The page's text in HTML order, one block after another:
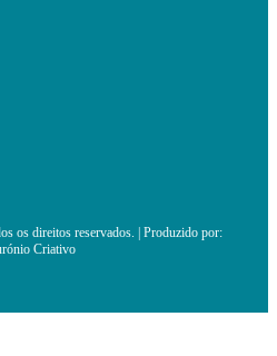
os direitos reservados. | Produzido por:
Criativo